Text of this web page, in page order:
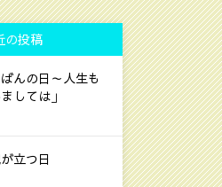
の投稿
んの日～人生も
しては」
立つ日